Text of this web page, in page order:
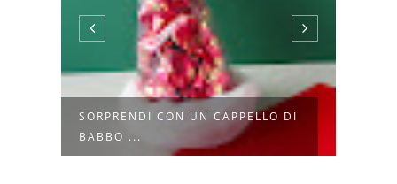
SORPRENDI CON UN CAPPELLO DI
BABBO ...